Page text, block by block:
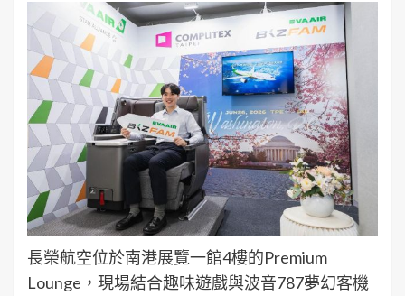
長榮航空位於南港展覽一館4樓的Premium
Lounge，現場結合趣味遊戲與波音787夢幻客機